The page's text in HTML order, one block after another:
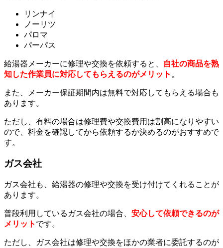
リンナイ
ノーリツ
パロマ
パーパス
給湯器メーカーに修理や交換を依頼すると、
自社の商品を熟
知した作業員に対応してもらえるのがメリット 。
また、メーカー保証期間内は無料で対応してもらえる場合も
あります。
ただし、有料の場合は修理費や交換費用は割高になりやすい
ので、料金を確認してから依頼するか決めるのがおすすめで
す。
ガス会社
ガス会社も、給湯器の修理や交換を受け付けてくれることが
あります。
普段利用しているガス会社の場合、 安心して依頼できるのが
メリット です。
ただし、ガス会社は修理や交換をほかの業者に委託するのが